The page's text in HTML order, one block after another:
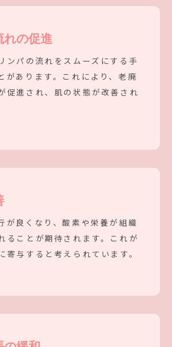
れの促進
ンパの流れをスムーズにする手
があります。これにより、老廃
促進され、肌の状態が改善され
が良くなり、酸素や栄養が組織
ることが期待されます。これが
寄与すると考えられています。